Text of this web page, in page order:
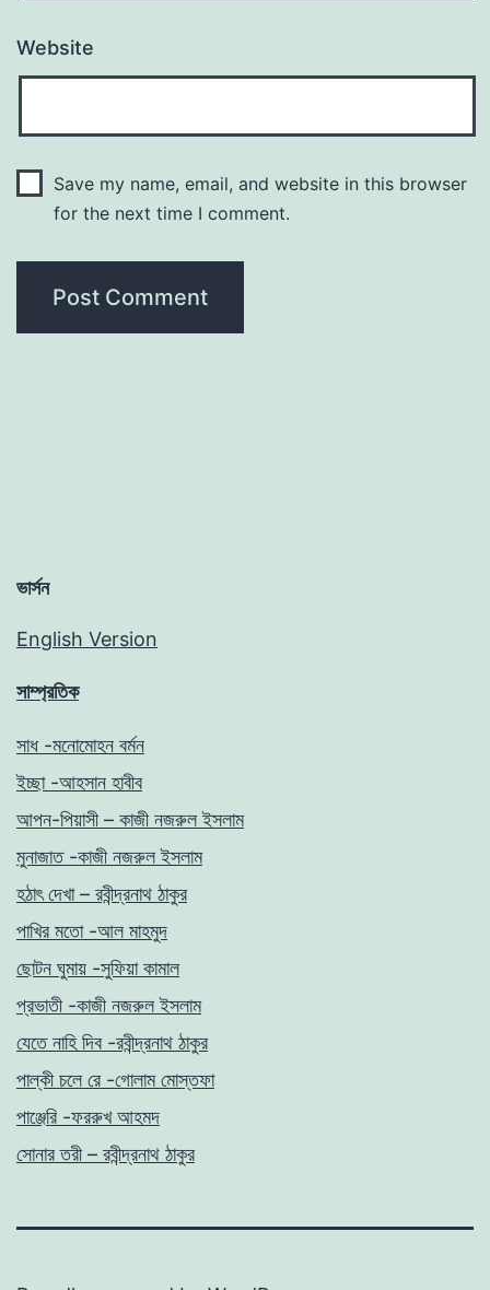
Website
Save my name, email, and website in this browser
for the next time I comment.
ভার্সন
English Version
সাম্প্রতিক
সাধ -মনোমোহন বর্মন
ইচ্ছা -আহসান হাবীব
আপন-পিয়াসী – কাজী নজরুল ইসলাম
মুনাজাত -কাজী নজরুল ইসলাম
হঠাৎ দেখা – রবীন্দ্রনাথ ঠাকুর
পাখির মতো -আল মাহমুদ
ছোটন ঘুমায় -সুফিয়া কামাল
প্রভাতী -কাজী নজরুল ইসলাম
যেতে নাহি দিব -রবীন্দ্রনাথ ঠাকুর
পাল্কী চলে রে -গোলাম মোস্তফা
পাঞ্জেরি -ফররুখ আহমদ
সোনার তরী – রবীন্দ্রনাথ ঠাকুর